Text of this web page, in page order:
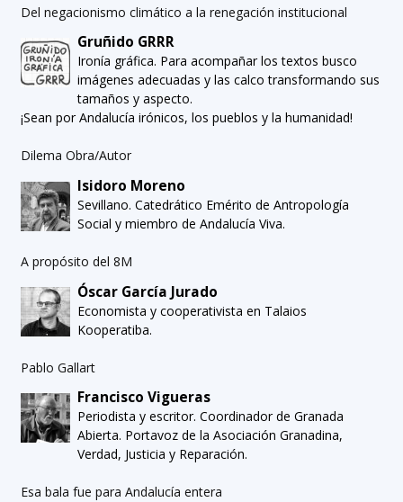
Del negacionismo climático a la renegación institucional
Gruñido GRRR
Ironía gráfica. Para acompañar los textos busco
imágenes adecuadas y las calco transformando sus
tamaños y aspecto.
¡Sean por Andalucía irónicos, los pueblos y la humanidad!
Dilema Obra/Autor
Isidoro Moreno
Sevillano. Catedrático Emérito de Antropología
Social y miembro de Andalucía Viva.
A propósito del 8M
Óscar García Jurado
Economista y cooperativista en Talaios
Kooperatiba.
Pablo Gallart
Francisco Vigueras
Periodista y escritor. Coordinador de Granada
Abierta. Portavoz de la Asociación Granadina,
Verdad, Justicia y Reparación.
Esa bala fue para Andalucía entera